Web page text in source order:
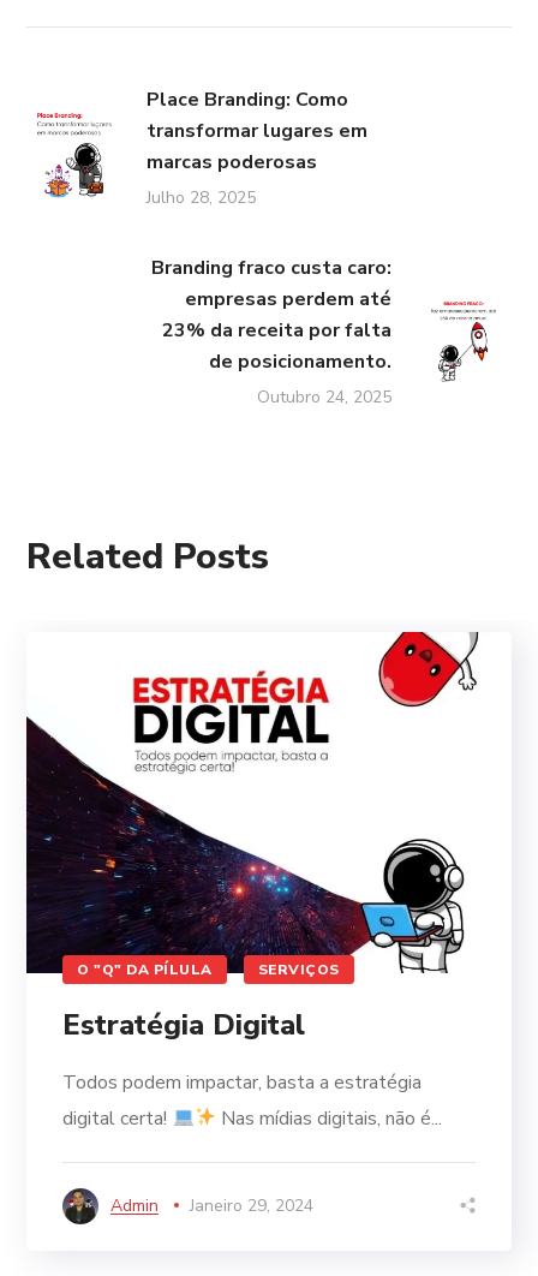
Place Branding: Como
transformar lugares em
marcas poderosas
Julho 28, 2025
Branding fraco custa caro:
empresas perdem até
23% da receita por falta
de posicionamento.
Outubro 24, 2025
Related Posts
O "Q" DA PÍLULA SERVIÇOS
Estratégia Digital
Todos podem impactar, basta a estratégia
digital certa!
Nas mídias digitais, não é...
Admin Janeiro 29, 2024